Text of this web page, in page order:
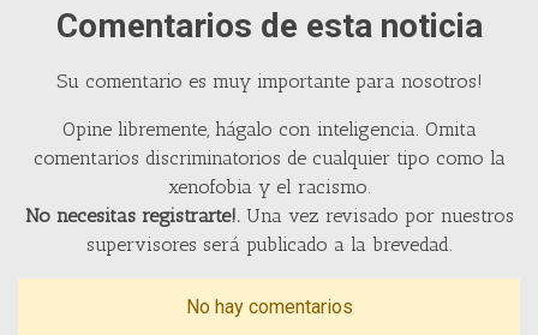
Comentarios de esta noticia
Su comentario es muy importante para nosotros!
Opine libremente, hágalo con inteligencia. Omita
comentarios discriminatorios de cualquier tipo como la
xenofobia y el racismo.
No necesitas registrarte!.Una vez revisado por nuestros
supervisores será publicado a la brevedad.
No hay comentarios